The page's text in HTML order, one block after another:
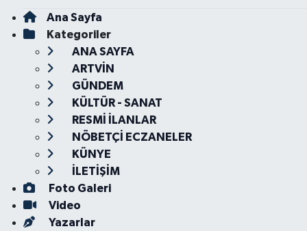
Ana Sayfa
Kategoriler
ANA SAYFA
ARTVİN
GÜNDEM
KÜLTÜR - SANAT
RESMİ İLANLAR
NÖBETÇİ ECZANELER
KÜNYE
İLETİŞİM
Foto Galeri
Video
Yazarlar